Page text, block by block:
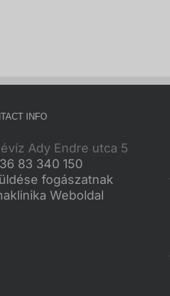
INFO
Ady Endre utca 5
83 340 150
fogászatnak
Weboldal